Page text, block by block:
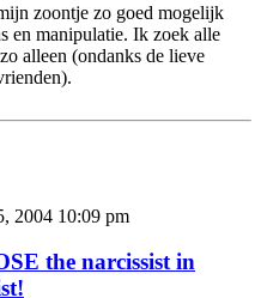
zoontje zo goed mogelijk
en manipulatie. Ik zoek alle
alleen (ondanks de lieve
2004 10:09 pm
the narcissist in